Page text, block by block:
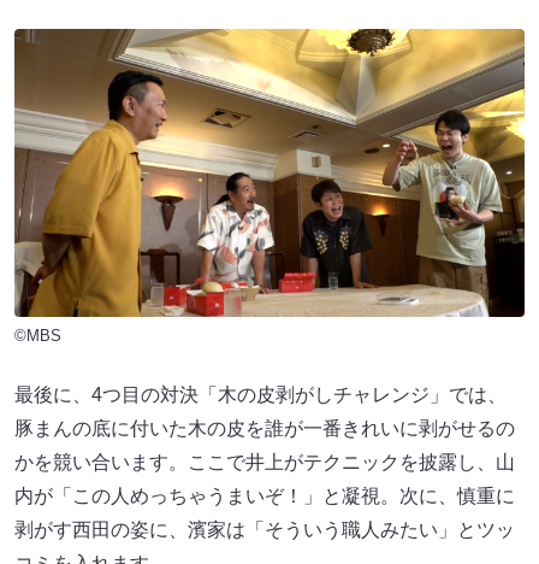
©MBS
最後に、4つ目の対決「木の皮剥がしチャレンジ」では、
豚まんの底に付いた木の皮を誰が一番きれいに剥がせるの
かを競い合います。ここで井上がテクニックを披露し、山
内が「この人めっちゃうまいぞ！」と凝視。次に、慎重に
剥がす西田の姿に、濱家は「そういう職人みたい」とツッ